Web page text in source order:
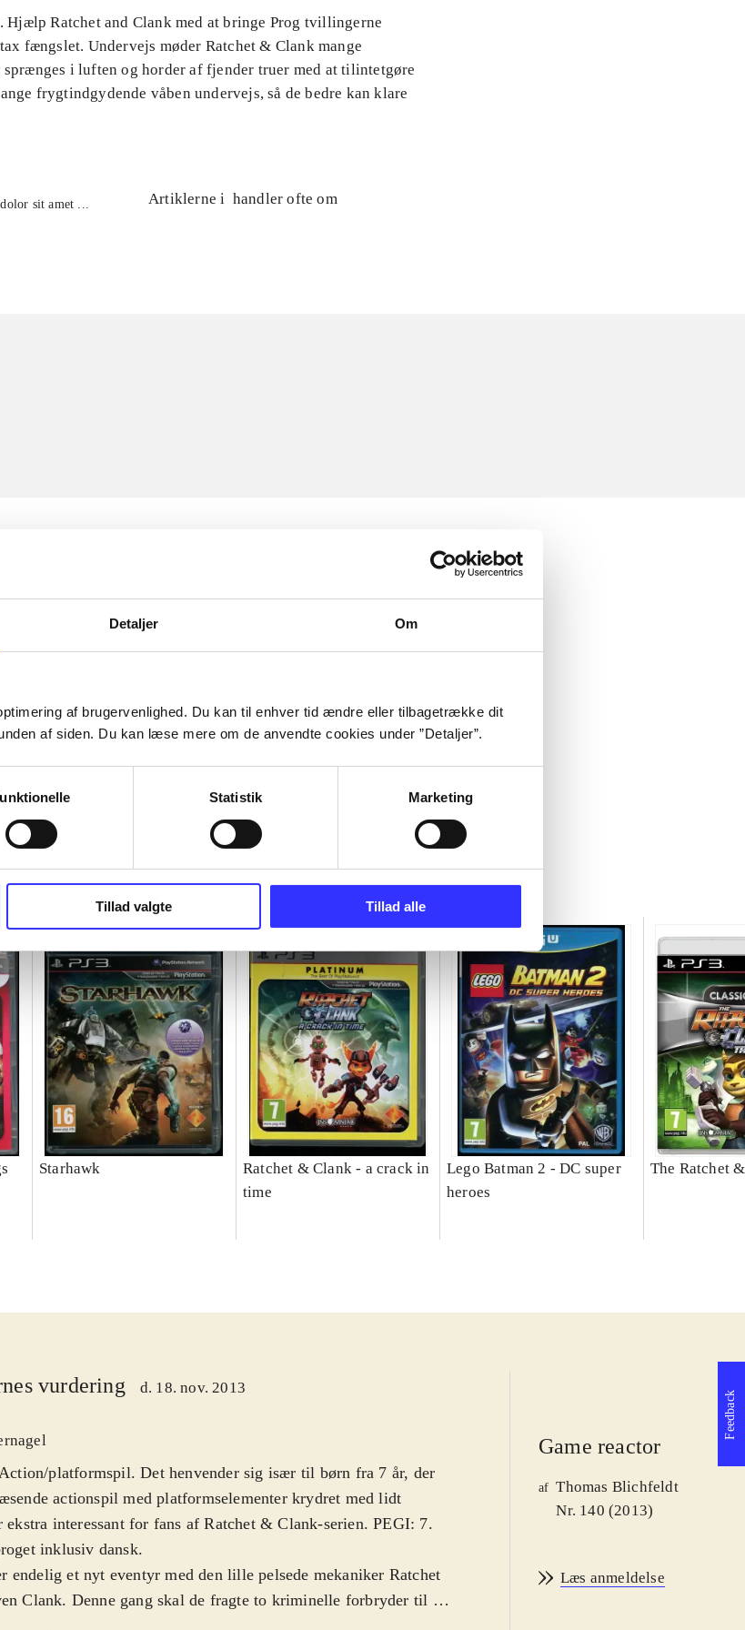
Detaljer Om
af brugervenlighed. Du kan til enhver tid ændre eller tilbagetrække dit
af siden. Du kan læse mere om de anvendte cookies under ”Detaljer”.
Statistik Marketing
Tillad valgte Tillad alle
Ratchet and Clank med at bringe Prog tvillingerne
fængslet. Undervejs møder Ratchet & Clank mange
i luften og horder af fjender truer med at tilintetgøre
frygtindgydende våben undervejs, så de bedre kan klare
sit amet ...
Artiklerne i handler ofte om
Starhawk
Ratchet & Clank - a crack in
time
Lego Batman 2 - DC super
heroes
The Ratchet
vurdering d. 18. nov. 2013
platformspil. Det henvender sig især til børn fra 7 år, der
actionspil med platformselementer krydret med lidt
ekstra interessant for fans af Ratchet & Clank-serien. PEGI: 7.
inklusiv dansk.
endelig et nyt eventyr med den lille pelsede mekaniker Ratchet
Clank. Denne gang skal de fragte to kriminelle forbryder til et
Game reactor
af Thomas Blichfeldt
Nr. 140 (2013)
Læs anmeldelse
Feedback